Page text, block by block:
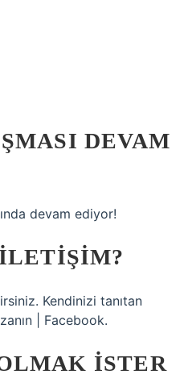
DEVAM
devam ediyor!
Kendinizi tanıtan
| Facebook.
ISTER